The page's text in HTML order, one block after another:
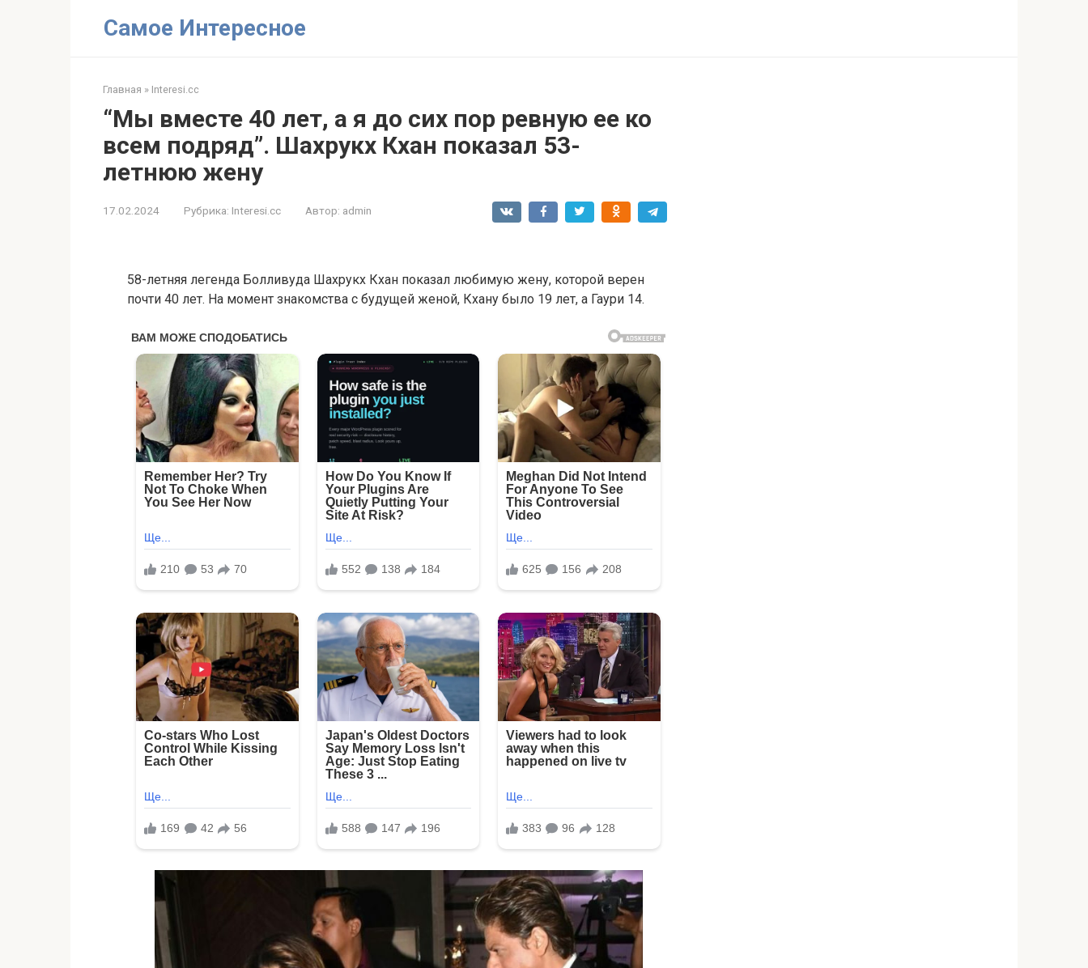
Самое Интересное
Главная » Interesi.cc
“Мы вместе 40 лет, а я до сих пор ревную ее ко
всем подряд”. Шахрукх Кхан показал 53-
летнюю жену
17.02.2024 Рубрика: Interesi.cc Автор: admin
58-летняя легенда Болливуда Шахрукх Кхан показал любимую жену, которой верен
почти 40 лет. На момент знакомства с будущей женой, Кхану было 19 лет, а Гаури 14.